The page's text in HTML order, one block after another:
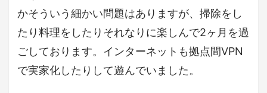
かそういう細かい問題はありますが、掃除をし
たり料理をしたりそれなりに楽しんで2ヶ月を過
ごしております。インターネットも拠点間VPN
で実家化したりして遊んでいました。